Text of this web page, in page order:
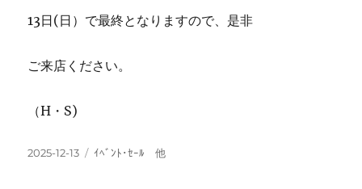
13日(日）で最終となりますので、是非
ご来店ください。
（H・S)
投
2025-12-13
カ
ｲﾍﾞﾝﾄ･ｾｰﾙ 他